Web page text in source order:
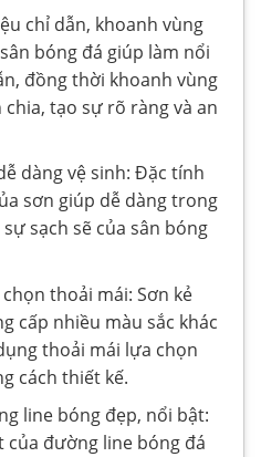
chỉ dẫn, khoanh vùng
bóng đá giúp làm nổi
đồng thời khoanh vùng
tạo sự rõ ràng và an
dàng vệ sinh: Đặc tính
sơn giúp dễ dàng trong
sạch sẽ của sân bóng
thoải mái: Sơn kẻ
cấp nhiều màu sắc khác
thoải mái lựa chọn
cách thiết kế.
line bóng đẹp, nổi bật:
của đường line bóng đá